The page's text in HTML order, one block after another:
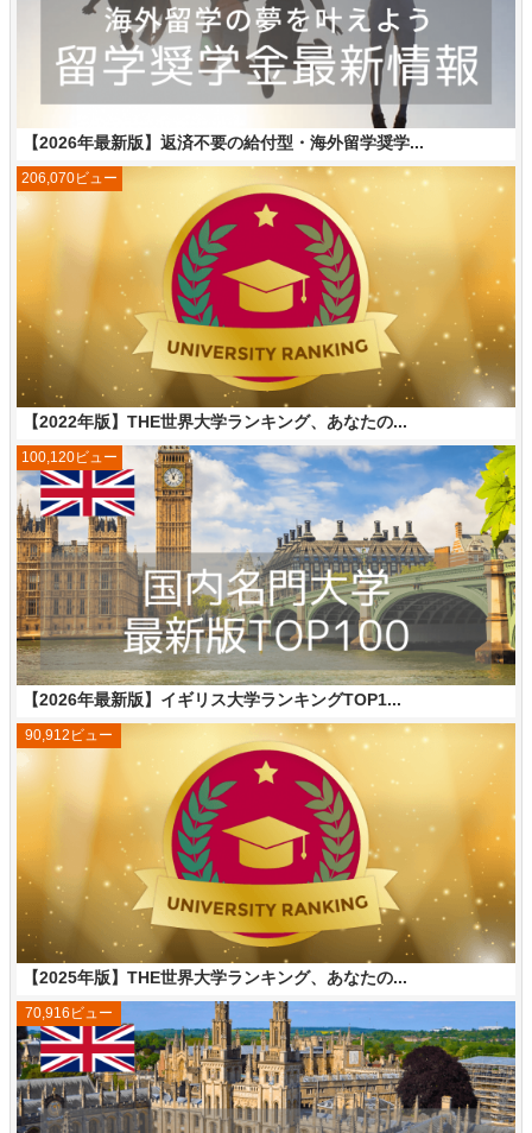
【2026年最新版】返済不要の給付型・海外留学奨学...
【2022年版】THE世界大学ランキング、あなたの...
206,070ビュー
【2026年最新版】イギリス大学ランキングTOP1...
100,120ビュー
【2025年版】THE世界大学ランキング、あなたの...
90,912ビュー
70,916ビュー